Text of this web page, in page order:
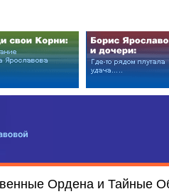
Ордена и Тайные